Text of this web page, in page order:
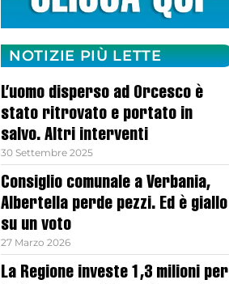
NOTIZIE PIÙ LETTE
L’uomo disperso ad Orcesco è
stato ritrovato e portato in
salvo. Altri interventi
30 Settembre 2025
Consiglio comunale a Verbania,
Albertella perde pezzi. Ed è giallo
su un voto
27 Marzo 2026
La Regione investe 1,3 milioni per